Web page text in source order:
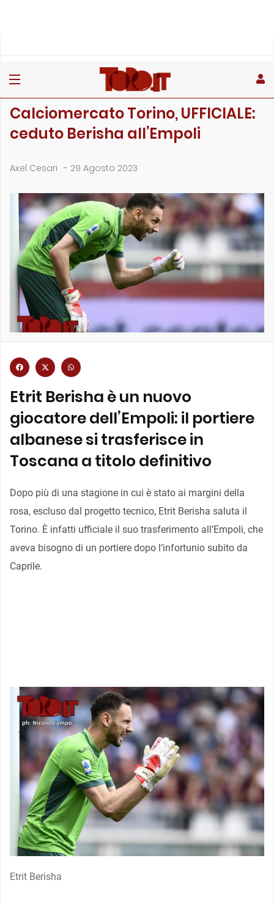
Calciomercato Torino, UFFICIALE:
ceduto Berisha all’Empoli
Axel Cesari - 29 Agosto 2023
Etrit Berisha è un nuovo
giocatore dell’Empoli: il portiere
albanese si trasferisce in
Toscana a titolo definitivo
Dopo più di una stagione in cui è stato ai margini della
rosa, escluso dal progetto tecnico, Etrit Berisha saluta il
Torino. È infatti ufficiale il suo trasferimento all’Empoli, che
aveva bisogno di un portiere dopo l’infortunio subito da
Caprile.
Etrit Berisha